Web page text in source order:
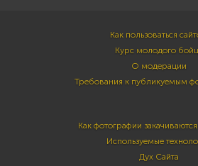
Как пользоваться
Курс молодого
О модерации
Требования к публикуемым
Как фотографии
Используемые
Дух Сайта